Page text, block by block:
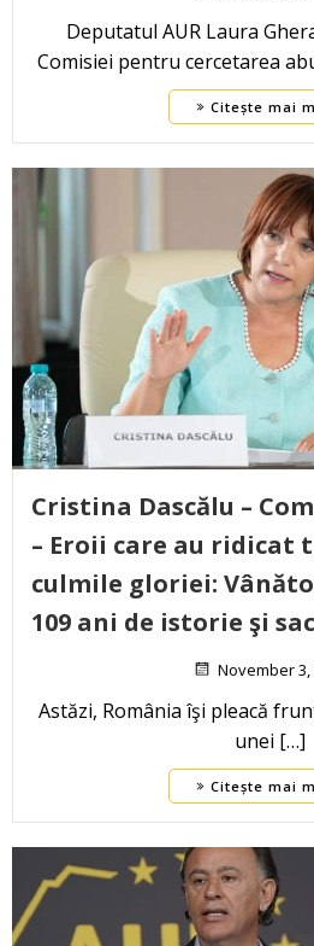
Deputatul AUR Laura
Comisiei pentru cercetarea
Citește mai
Cristina Dascălu –
– Eroii care au ridicat
culmile gloriei:
109 ani de istorie şi
November 3,
Astăzi, România îşi pleacă
unei […]
Citește mai